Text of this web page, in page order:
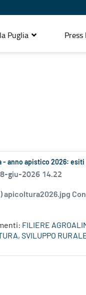
Puglia Press
- anno apistico 2026:
giu-2026 14.22
apicoltura2026.jpg
FILIERE
SVILUPPO